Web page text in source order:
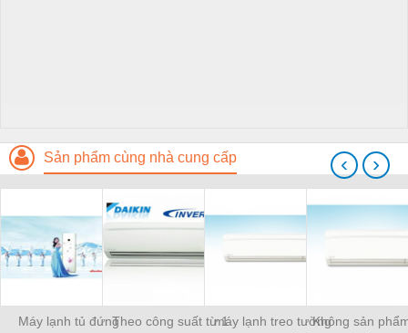
Sản phẩm cùng nhà cung cấp
Máy lạnh tủ đứngTheo công suất từ 1máy lạnh treo tườngKhông sản
‹ ›